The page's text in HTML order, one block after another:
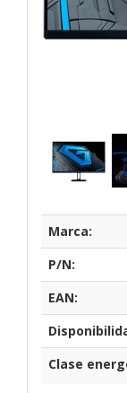
Marca:
P/N:
EAN:
Clase